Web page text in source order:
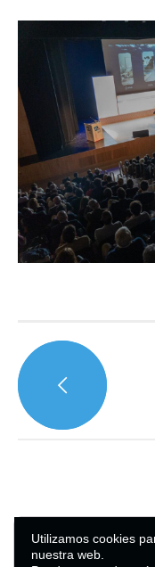
Utilizamos cookies
nuestra web.